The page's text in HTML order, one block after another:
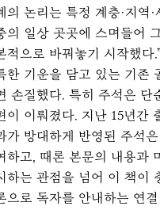
의 논리는 특정 계층·지역
의 일상 곳곳에 스며들어
적으로 바꿔놓기 시작했다
한 기운을 담고 있는 기존
손질했다. 특히 주석은 단
이 이뤄졌다. 지난 15년간
가 방대하게 반영된 주석
하고, 때론 본문의 내용과
하는 관점을 넘어 이 책이
으로 독자를 안내하는 연